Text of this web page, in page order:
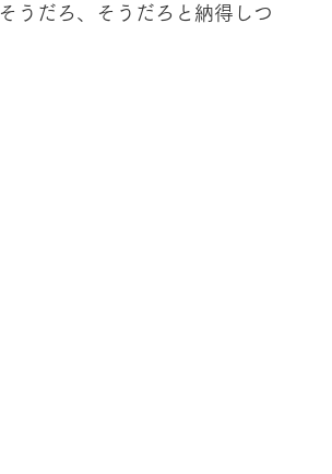
うだろ、そうだろと納得しつ